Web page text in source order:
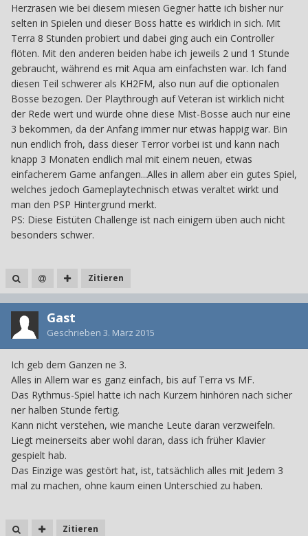
Herzrasen wie bei diesem miesen Gegner hatte ich bisher nur
selten in Spielen und dieser Boss hatte es wirklich in sich. Mit
Terra 8 Stunden probiert und dabei ging auch ein Controller
flöten. Mit den anderen beiden habe ich jeweils 2 und 1 Stunde
gebraucht, während es mit Aqua am einfachsten war. Ich fand
diesen Teil schwerer als KH2FM, also nun auf die optionalen
Bosse bezogen. Der Playthrough auf Veteran ist wirklich nicht
der Rede wert und würde ohne diese Mist-Bosse auch nur eine
3 bekommen, da der Anfang immer nur etwas happig war. Bin
nun endlich froh, dass dieser Terror vorbei ist und kann nach
knapp 3 Monaten endlich mal mit einem neuen, etwas
einfacherem Game anfangen...Alles in allem aber ein gutes Spiel,
welches jedoch Gameplaytechnisch etwas veraltet wirkt und
man den PSP Hintergrund merkt.
PS: Diese Eistüten Challenge ist nach einigem üben auch nicht
besonders schwer.
Zitieren
Gast
Geschrieben 3. März 2015
Ich geb dem Ganzen ne 3.
Alles in Allem war es ganz einfach, bis auf Terra vs MF.
Das Rythmus-Spiel hatte ich nach Kurzem hinhören nach sicher
ner halben Stunde fertig.
Kann nicht verstehen, wie manche Leute daran verzweifeln.
Liegt meinerseits aber wohl daran, dass ich früher Klavier
gespielt hab.
Das Einzige was gestört hat, ist, tatsächlich alles mit Jedem 3
mal zu machen, ohne kaum einen Unterschied zu haben.
Zitieren